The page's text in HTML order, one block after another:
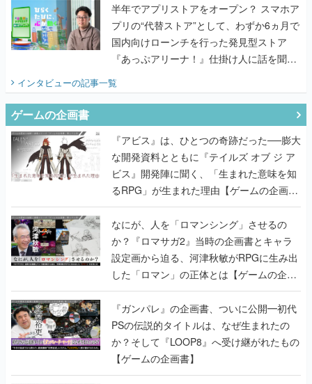
半年でアプリストアをオープン？ スマホア
プリの“代替ストア”として、わずか6ヵ月で
国内向けローンチを行った発見型ストア
『あっぷアリーナ！』仕掛け人に話を聞い
てみた
インタビューの記事一覧
ゲームの企画書
『アビス』は、ひとつの奇跡だった──膨大
な開発資料とともに『テイルズ オブ ジ ア
ビス』開発陣に聞く、「生まれた意味を知
るRPG」が生まれた理由【ゲームの企画
書】
なにが、人を「ロマンシング」させるの
か？『ロマサガ2』当時の企画書とキャラ
設定画から迫る、河津秋敏がRPGに生み出
した「ロマン」の正体とは【ゲームの企画
書】
『ガンパレ』の企画書、ついに公開━初代
PSの伝説的タイトルは、なぜ生まれたの
か？そして『LOOP8』へ受け継がれたもの
【ゲームの企画書】